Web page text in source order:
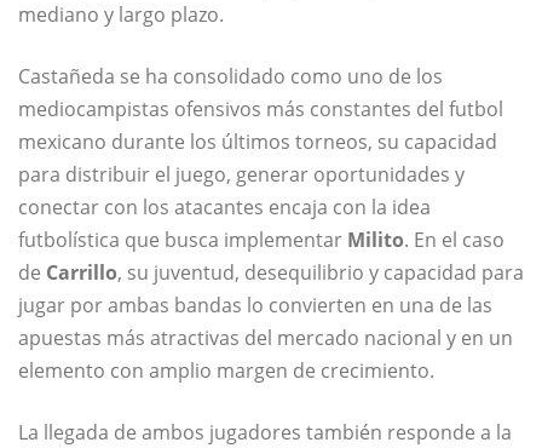
mediano y largo plazo.
Castañeda se ha consolidado como uno de los
mediocampistas ofensivos más constantes del futbol
mexicano durante los últimos torneos, su capacidad
para distribuir el juego, generar oportunidades y
conectar con los atacantes encaja con la idea
futbolística que busca implementar Milito. En el caso
de Carrillo, su juventud, desequilibrio y capacidad para
jugar por ambas bandas lo convierten en una de las
apuestas más atractivas del mercado nacional y en un
elemento con amplio margen de crecimiento.
La llegada de ambos jugadores también responde a la